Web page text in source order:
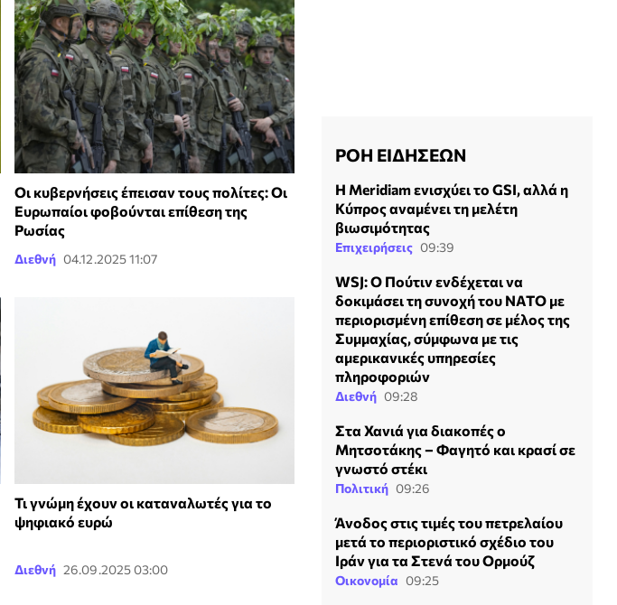
Οι κυβερνήσεις έπεισαν τους πολίτες: Οι
Ευρωπαίοι φοβούνται επίθεση της
Ρωσίας
Διεθνή 04.12.2025 11:07
Τι γνώμη έχουν οι καταναλωτές για το
ψηφιακό ευρώ
Διεθνή 26.09.2025 03:00
ΡΟΗ ΕΙΔΗΣΕΩΝ
Η Meridiam ενισχύει το GSI, αλλά η
Κύπρος αναμένει τη μελέτη
βιωσιμότητας
Επιχειρήσεις 09:39
WSJ: Ο Πούτιν ενδέχεται να
δοκιμάσει τη συνοχή του ΝΑΤΟ με
περιορισμένη επίθεση σε μέλος της
Συμμαχίας, σύμφωνα με τις
αμερικανικές υπηρεσίες
πληροφοριών
Διεθνή 09:28
Στα Χανιά για διακοπές ο
Μητσοτάκης – Φαγητό και κρασί σε
γνωστό στέκι
Πολιτική 09:26
Άνοδος στις τιμές του πετρελαίου
μετά το περιοριστικό σχέδιο του
Ιράν για τα Στενά του Ορμούζ
Οικονομία 09:25